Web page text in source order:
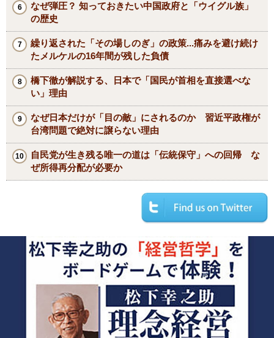
なぜ弾圧？ 知っておきたい中国政府と「ウイグル族」
の歴史
繰り返された「その場しのぎ」の政策...痛みを避け続け
たメルケルの16年間が残した負債
橋下徹が解説する、日本で「国民が首相を直接選べな
い」理由
なぜ日本だけが「目の敵」にされるのか 習近平政権が
台湾問題で絶対に譲らない理由
自民党が生き残る唯一の道は「伝統保守」への回帰 な
ぜ所得再分配が必要か